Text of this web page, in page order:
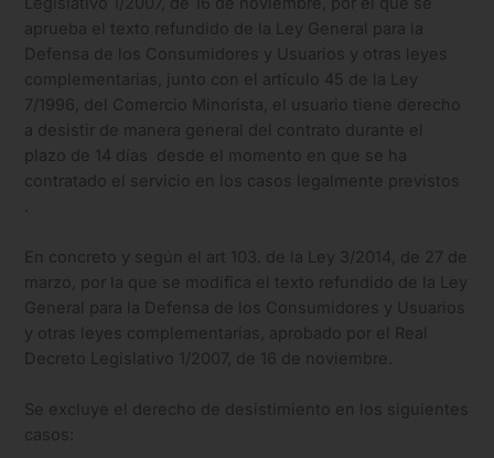
aprueba el texto refundido de la Ley General para la
Defensa de los Consumidores y Usuarios y otras leyes
complementarias, junto con el artículo 45 de la Ley
7/1996, del Comercio Minorista, el usuario tiene derecho
a desistir de manera general del contrato durante el
plazo de 14 días desde el momento en que se ha
contratado el servicio en los casos legalmente previstos
En concreto y según el art 103. de la Ley 3/2014, de 27 de
marzo, por la que se modifica el texto refundido de la Ley
General para la Defensa de los Consumidores y Usuarios
y otras leyes complementarias, aprobado por el Real
Decreto Legislativo 1/2007, de 16 de noviembre.
Se excluye el derecho de desistimiento en los siguientes
casos: